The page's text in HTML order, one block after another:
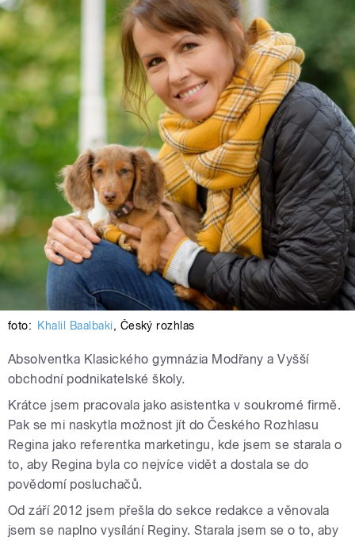
foto: Khalil Baalbaki, Český rozhlas
Absolventka Klasického gymnázia Modřany a Vyšší
obchodní podnikatelské školy.
Krátce jsem pracovala jako asistentka v soukromé firmě.
Pak se mi naskytla možnost jít do Českého Rozhlasu
Regina jako referentka marketingu, kde jsem se starala o
to, aby Regina byla co nejvíce vidět a dostala se do
povědomí posluchačů.
Od září 2012 jsem přešla do sekce redakce a věnovala
jsem se naplno vysílání Reginy. Starala jsem se o to, aby